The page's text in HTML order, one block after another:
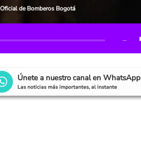
de Bomberos Bogotá
…
Únete a nuestro canal en WhatsApp
Las noticias más importantes, al instante